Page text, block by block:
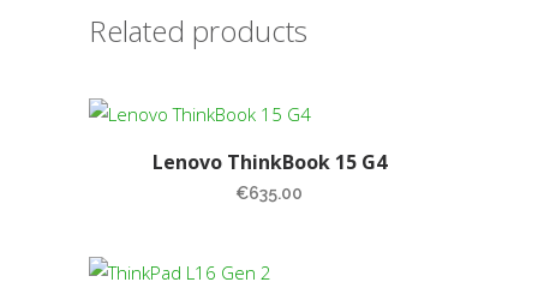
Related products
Lenovo ThinkBook 15 G4
€635.00